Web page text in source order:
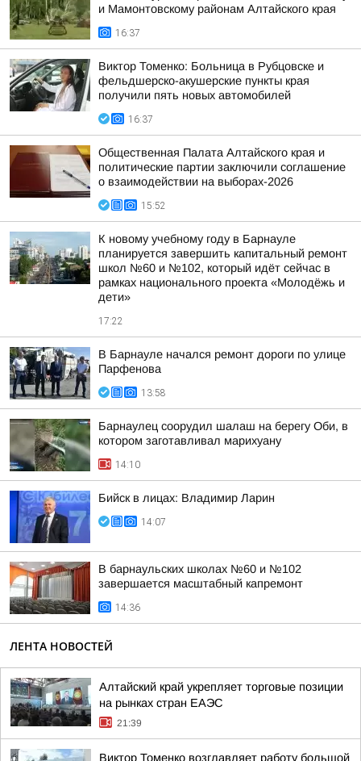
и Мамонтовскому районам Алтайского края
16:37
Виктор Томенко: Больница в Рубцовске и
фельдшерско-акушерские пункты края
получили пять новых автомобилей
16:37
Общественная Палата Алтайского края и
политические партии заключили соглашение
о взаимодействии на выборах-2026
15:52
К новому учебному году в Барнауле
планируется завершить капитальный ремонт
школ №60 и №102, который идёт сейчас в
рамках национального проекта «Молодёжь и
дети»
17:22
В Барнауле начался ремонт дороги по улице
Парфенова
13:58
Барнаулец соорудил шалаш на берегу Оби, в
котором заготавливал марихуану
14:10
Бийск в лицах: Владимир Ларин
14:07
В барнаульских школах №60 и №102
завершается масштабный капремонт
14:36
ЛЕНТА НОВОСТЕЙ
Алтайский край укрепляет торговые позиции
на рынках стран ЕАЭС
21:39
Виктор Томенко возглавляет работу большой